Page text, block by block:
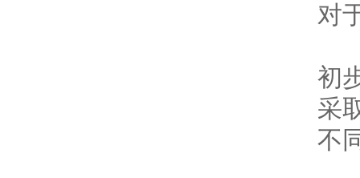
对
初
采
不